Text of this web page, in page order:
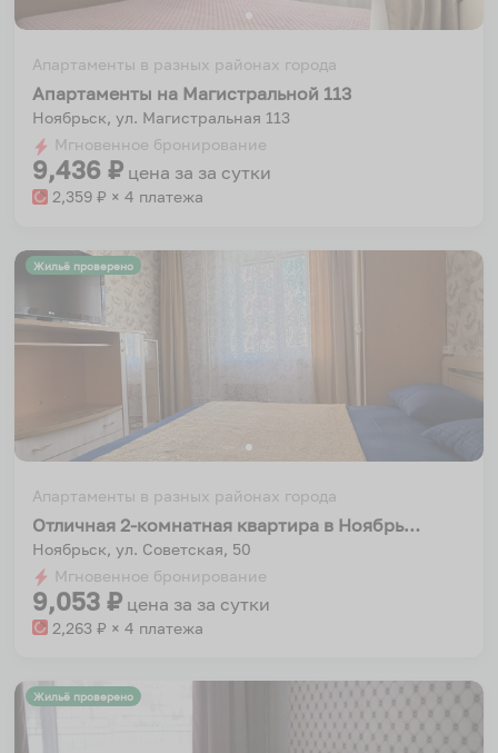
Апартаменты в разных районах города
Апартаменты на Магистральной 113
Ноябрьск, ул. Магистральная 113
Мгновенное бронирование
9,436 ₽ цена за за сутки
2,359 ₽ × 4 платежа
Жильё проверено
Апартаменты в разных районах города
Отличная 2-комнатная квартира в Ноябрьске
Ноябрьск, ул. Советская, 50
Мгновенное бронирование
9,053 ₽ цена за за сутки
2,263 ₽ × 4 платежа
Жильё проверено